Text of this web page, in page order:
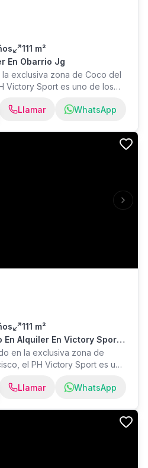
111 m²
En Obarrio Jg
exclusiva zona de Coco del
Victory Sport es uno de los
la Ciudad de Panamá por
vida activo y moderno. Este
por su diseño
inteligente que
Llamar WhatsApp
Next
111 m²
En Alquiler En Victory Spor
en la exclusiva zona de
el PH Victory Sport es uno
de la Ciudad de Panamá
de vida activo y moderno.
destaca por su diseño
inteligente que
Llamar WhatsApp